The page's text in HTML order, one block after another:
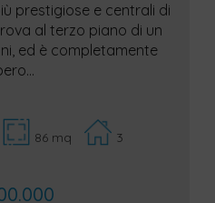
prestigiose e centrali di
al terzo piano di un
ed è completamente
86 mq 3